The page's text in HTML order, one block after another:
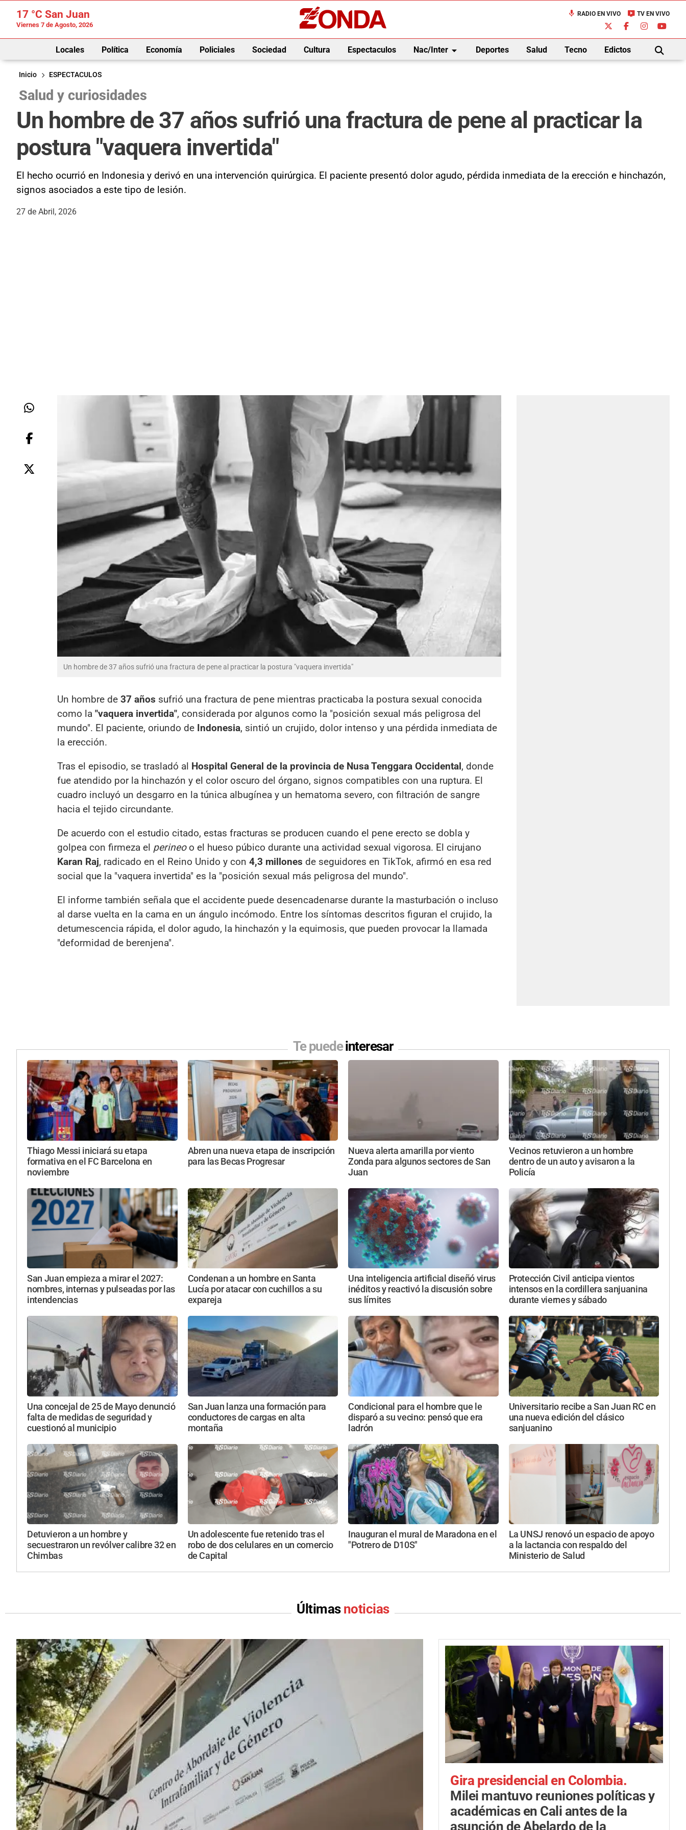
17 °C San Juan
Viernes 7 de Agosto, 2026
mic RADIO EN VIVO live_tv TV EN VIVO
Locales Política Economía Policiales Sociedad Cultura Espectaculos Nac/Interarrow_drop_down Deportes Salud Tecno Edictos
BUSCAR
Inicio
ESPECTACULOS
Salud y curiosidades
Un hombre de 37 años sufrió una fractura de pene al practicar la
postura "vaquera invertida"
El hecho ocurrió en Indonesia y derivó en una intervención quirúrgica. El paciente presentó dolor agudo, pérdida inmediata de la erección e hinchazón,
signos asociados a este tipo de lesión.
27 de Abril, 2026
Un hombre de 37 años sufrió una fractura de pene al practicar la postura "vaquera invertida"
Un hombre de 37 años sufrió una fractura de pene mientras practicaba la postura sexual conocida
como la "vaquera invertida", considerada por algunos como la "posición sexual más peligrosa del
mundo". El paciente, oriundo de Indonesia, sintió un crujido, dolor intenso y una pérdida inmediata de
la erección.
Tras el episodio, se trasladó al Hospital General de la provincia de Nusa Tenggara Occidental, donde
fue atendido por la hinchazón y el color oscuro del órgano, signos compatibles con una ruptura. El
cuadro incluyó un desgarro en la túnica albugínea y un hematoma severo, con filtración de sangre
hacia el tejido circundante.
De acuerdo con el estudio citado, estas fracturas se producen cuando el pene erecto se dobla y
golpea con firmeza el perineoo el hueso púbico durante una actividad sexual vigorosa. El cirujano
Karan Raj, radicado en el Reino Unido y con 4,3 millones de seguidores en TikTok, afirmó en esa red
social que la "vaquera invertida" es la "posición sexual más peligrosa del mundo".
El informe también señala que el accidente puede desencadenarse durante la masturbación o incluso
al darse vuelta en la cama en un ángulo incómodo. Entre los síntomas descritos figuran el crujido, la
detumescencia rápida, el dolor agudo, la hinchazón y la equimosis, que pueden provocar la llamada
"deformidad de berenjena".
Te puedeinteresar
Thiago Messi iniciará su etapa
formativa en el FC Barcelona en
noviembre
Abren una nueva etapa de inscripción
para las Becas Progresar
Nueva alerta amarilla por viento
Zonda para algunos sectores de San
Juan
Vecinos retuvieron a un hombre
dentro de un auto y avisaron a la
Policía
San Juan empieza a mirar el 2027:
nombres, internas y pulseadas por las
intendencias
Condenan a un hombre en Santa
Lucía por atacar con cuchillos a su
expareja
Una inteligencia artificial diseñó virus
inéditos y reactivó la discusión sobre
sus límites
Protección Civil anticipa vientos
intensos en la cordillera sanjuanina
durante viernes y sábado
Una concejal de 25 de Mayo denunció
falta de medidas de seguridad y
cuestionó al municipio
San Juan lanza una formación para
conductores de cargas en alta
montaña
Condicional para el hombre que le
disparó a su vecino: pensó que era
ladrón
Universitario recibe a San Juan RC en
una nueva edición del clásico
sanjuanino
Detuvieron a un hombre y
secuestraron un revólver calibre 32 en
Chimbas
Un adolescente fue retenido tras el
robo de dos celulares en un comercio
de Capital
Inauguran el mural de Maradona en el
"Potrero de D10S"
La UNSJ renovó un espacio de apoyo
a la lactancia con respaldo del
Ministerio de Salud
Últimas noticias
Gira presidencial en Colombia.
Milei mantuvo reuniones políticas y
académicas en Cali antes de la
asunción de Abelardo de la